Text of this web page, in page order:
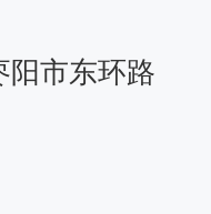
阳市东环路